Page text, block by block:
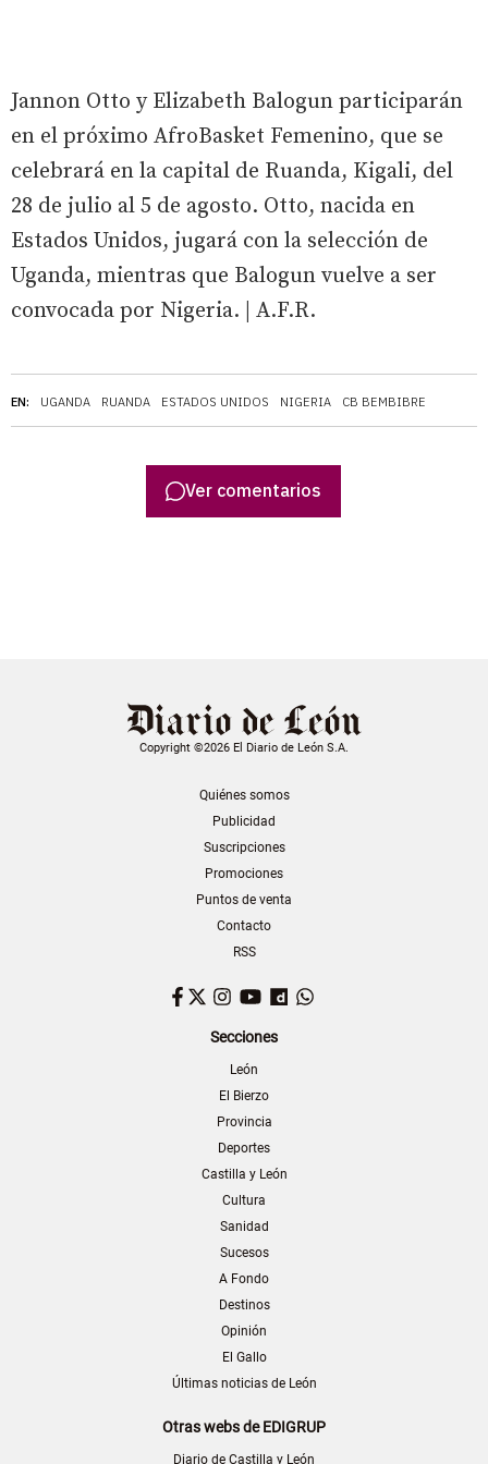
EN: UGANDA RUANDA ESTADOS UNIDOS NIGERIA CB BEMBIBRE
Jannon Otto y Elizabeth Balogun participarán
en el próximo AfroBasket Femenino, que se
celebrará en la capital de Ruanda, Kigali, del
28 de julio al 5 de agosto. Otto, nacida en
Estados Unidos, jugará con la selección de
Uganda, mientras que Balogun vuelve a ser
convocada por Nigeria. | A.F.R.
Ver comentarios
Copyright ©2026 El Diario de León S.A.
Quiénes somos
Publicidad
Suscripciones
Promociones
Puntos de venta
Contacto
RSS
Facebook
TwitterInstagram
YouTubeDailymotion
Secciones
León
El Bierzo
Provincia
Deportes
Castilla y León
Cultura
Sanidad
Sucesos
A Fondo
Destinos
Opinión
El Gallo
Últimas noticias de León
Otras webs de EDIGRUP
Diario de Castilla y León